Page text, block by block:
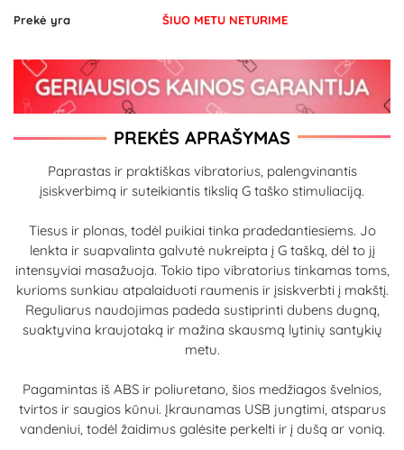
Prekė yra ŠIUO METU NETURIME
PREKĖS APRAŠYMAS
Paprastas ir praktiškas vibratorius, palengvinantis
įsiskverbimą ir suteikiantis tikslią G taško stimuliaciją.
Tiesus ir plonas, todėl puikiai tinka pradedantiesiems. Jo
lenkta ir suapvalinta galvutė nukreipta į G tašką, dėl to jį
intensyviai masažuoja. Tokio tipo vibratorius tinkamas toms,
kurioms sunkiau atpalaiduoti raumenis ir įsiskverbti į makštį.
Reguliarus naudojimas padeda sustiprinti dubens dugną,
suaktyvina kraujotaką ir mažina skausmą lytinių santykių
metu.
Pagamintas iš ABS ir poliuretano, šios medžiagos švelnios,
tvirtos ir saugios kūnui. Įkraunamas USB jungtimi, atsparus
vandeniui, todėl žaidimus galėsite perkelti ir į dušą ar vonią.